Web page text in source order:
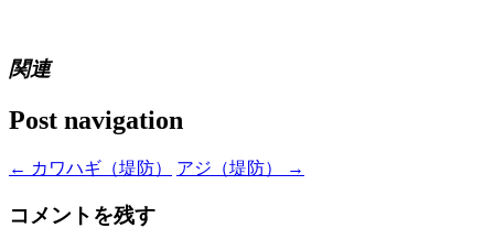
関連
Post navigation
← カワハギ（堤防） アジ（堤防） →
コメントを残す